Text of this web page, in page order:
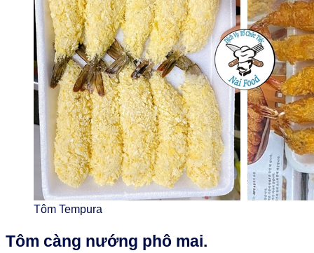
Tôm Tempura
Tôm càng nướng phô mai.